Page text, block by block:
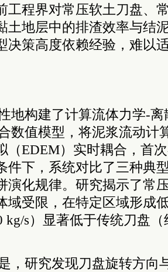
工程界对常压软土刀盘、
土地层中的排渣效率与结
决策高度依赖经验，难以
地构建了计算流体力学-离
数值模型，将泥浆流动计
（EDEM）实时耦合，首
件下，系统对比了三种典
演化规律。研究揭示了常
域受限，在特定区域形成
kg/s）显著低于传统刀盘
，研究发现刀盘旋转方向